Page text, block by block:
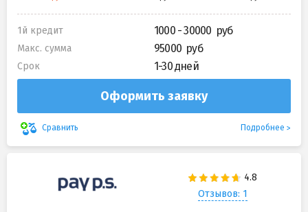
1й кредит 1000 - 30000
Макс. сумма 95000
Срок 1-30 дней
Оформить заявку
Сравнить Подробнее
Отзывов: 1